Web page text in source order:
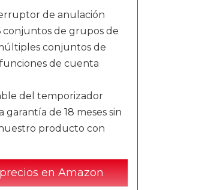
de anulación
conjuntos de grupos de
conjuntos de
de cuenta
del temporizador
de 18 meses sin
producto con
en Amazon